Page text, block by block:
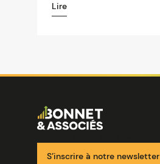
Lire
Image
S’inscrire à notre newsletter